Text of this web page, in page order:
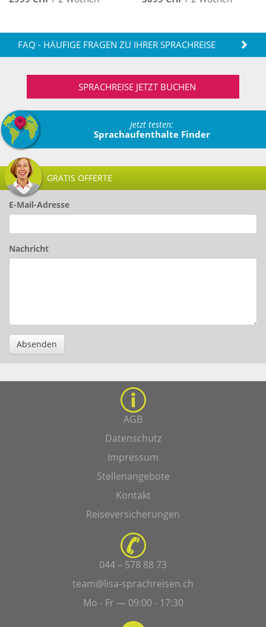
FAQ - HÄUFIGE FRAGEN ZU IHRER SPRACHREISE
SPRACHREISE JETZT BUCHEN
Jetzt testen:
Sprachaufenthalte Finder
GRATIS OFFERTE
E-Mail-Adresse
Nachricht
Absenden
AGB
Datenschutz
Impressum
Stellenangebote
Kontakt
Reiseversicherungen
044 – 578 88 73
team@lisa-sprachreisen.ch
Mo - Fr — 09:00 - 17:30